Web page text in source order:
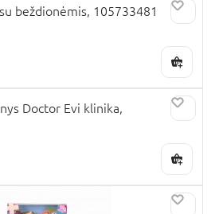
beždionėmis, 105733481
Doctor Evi klinika,